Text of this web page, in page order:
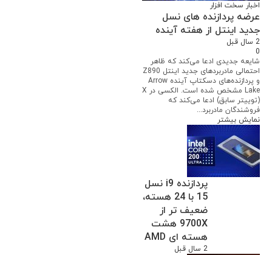
اخبار سخت افزار
عرضه پردازنده های نسل
جدید اینتل از هفته آینده
2 سال قبل
0
شایعه جدیدی ادعا می‌کند که ظاهر
احتمالی مادربردهای جدید اینتل Z890
و پردازنده‌های دسکتاپ آینده Arrow
Lake مشخص شده است. الکسی در X
(توییتر سابق) ادعا می‌کند که
فروشندگان مادربرد...
نمایش بیشتر
پردازنده i9 نسل
15 با 24 هسته،
ضعیف تر از
9700X هشت
هسته ای AMD
2 سال قبل